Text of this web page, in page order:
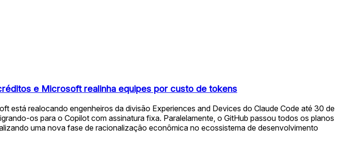
e Microsoft realinha equipes por custo de tokens
realocando engenheiros da divisão Experiences and Devices do Claude Code até 30 de
os para o Copilot com assinatura fixa. Paralelamente, o GitHub passou todos os planos
uma nova fase de racionalização econômica no ecossistema de desenvolvimento